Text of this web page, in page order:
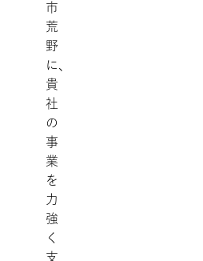
市
荒
野
に、
貴
社
の
事
業
を
力
強
く
支